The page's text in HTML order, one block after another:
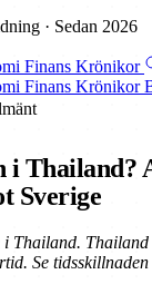
· Sedan 2026
Finans Krönikor
Finans Krönikor
i Thailand?
Sverige
Thailand.
Se